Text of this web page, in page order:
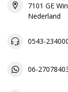
7101 GE
Nederland
0543-
06-